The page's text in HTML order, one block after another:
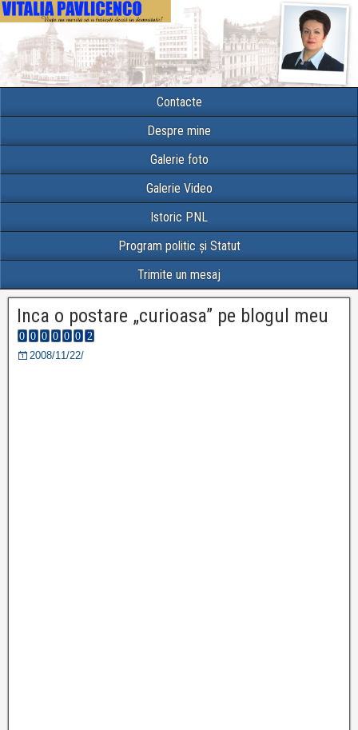
Contacte
Despre mine
Galerie foto
Galerie Video
Istoric PNL
Program politic și Statut
Trimite un mesaj
Inca o postare „curioasa” pe blogul meu
2008/11/22/